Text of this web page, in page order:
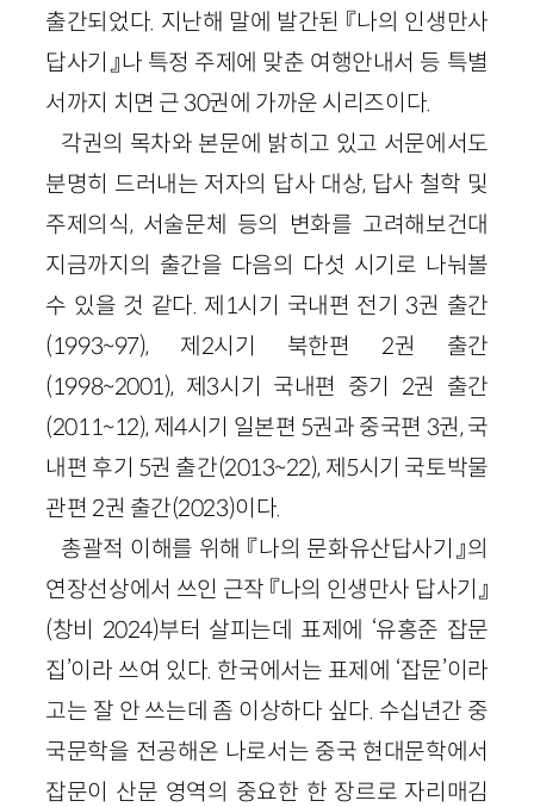
출간되었다. 지난해 말에 발간된 『나의 인생만사
답사기』나 특정 주제에 맞춘 여행안내서 등 특별
서까지 치면 근 30권에 가까운 시리즈이다.
각권의 목차와 본문에 밝히고 있고 서문에서도
분명히 드러내는 저자의 답사 대상, 답사 철학 및
주제의식, 서술문체 등의 변화를 고려해보건대
지금까지의 출간을 다음의 다섯 시기로 나눠볼
수 있을 것 같다. 제1시기 국내편 전기 3권 출간
(1993~97), 제2시기 북한편 2권 출간
(1998~2001), 제3시기 국내편 중기 2권 출간
(2011~12), 제4시기 일본편 5권과 중국편 3권, 국
내편 후기 5권 출간(2013~22), 제5시기 국토박물
관편 2권 출간(2023)이다.
총괄적 이해를 위해 『나의 문화유산답사기』의
연장선상에서 쓰인 근작 『나의 인생만사 답사기』
(창비 2024)부터 살피는데 표제에 ‘유홍준 잡문
집’이라 쓰여 있다. 한국에서는 표제에 ‘잡문’이라
고는 잘 안 쓰는데 좀 이상하다 싶다. 수십년간 중
국문학을 전공해온 나로서는 중국 현대문학에서
잡문이 산문 영역의 중요한 한 장르로 자리매김